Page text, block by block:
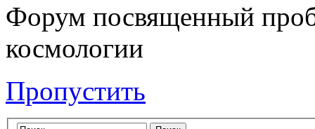
Форум посвященный
космологии
Пропустить